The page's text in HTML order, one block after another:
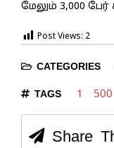
மேலும் 3,000
Post Views: 2
CATEGORIES
TAGS 1 500
Share